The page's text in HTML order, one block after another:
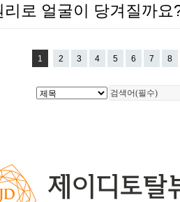
리로 얼굴이 당겨질까
1 2 3 4 5 6 7 8